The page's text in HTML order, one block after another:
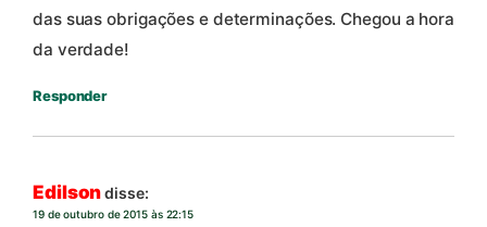
das suas obrigações e determinações. Chegou a hora
da verdade!
Responder
Edilsondisse:
19 de outubro de 2015 às 22:15